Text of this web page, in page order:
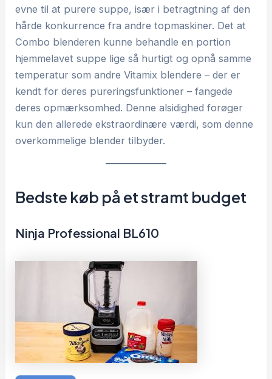
evne til at purere suppe, især i betragtning af den
hårde konkurrence fra andre topmaskiner. Det at
Combo blenderen kunne behandle en portion
hjemmelavet suppe lige så hurtigt og opnå samme
temperatur som andre Vitamix blendere – der er
kendt for deres pureringsfunktioner – fangede
deres opmærksomhed. Denne alsidighed forøger
kun den allerede ekstraordinære værdi, som denne
overkommelige blender tilbyder.
Bedste køb på et stramt budget
Ninja Professional BL610